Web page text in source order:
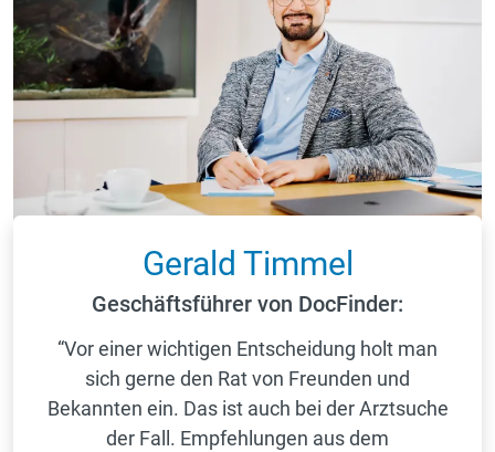
Gerald Timmel
Geschäftsführer von DocFinder:
“Vor einer wichtigen Entscheidung holt man
sich gerne den Rat von Freunden und
Bekannten ein. Das ist auch bei der Arztsuche
der Fall. Empfehlungen aus dem